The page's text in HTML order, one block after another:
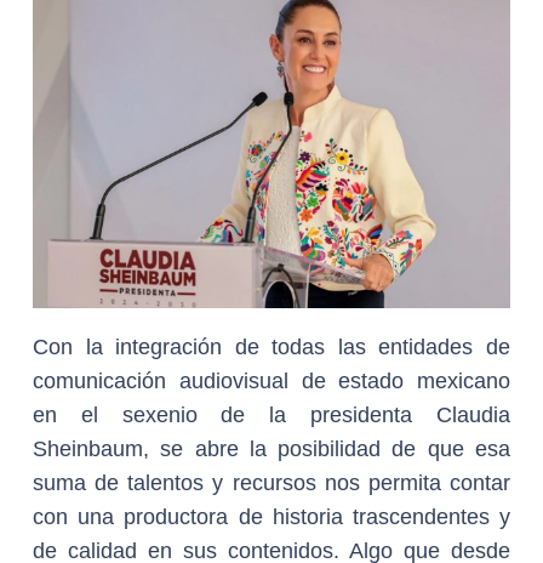
Con la integración de todas las entidades de
comunicación audiovisual de estado mexicano
en el sexenio de la presidenta Claudia
Sheinbaum, se abre la posibilidad de que esa
suma de talentos y recursos nos permita contar
con una productora de historia trascendentes y
de calidad en sus contenidos. Algo que desde